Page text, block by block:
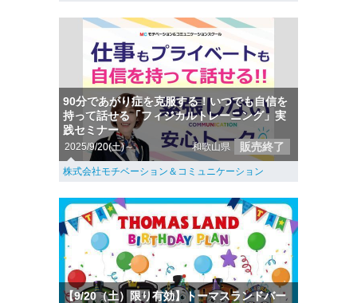
90分であがり症を克服する！いつでも自信を
持って話せる「フィジカルトレーニング」実
践セミナー
2025/9/20(土)～ 和歌山県 販売終了
株式会社モチベーション＆コミュニケーション
【9/20（土）限り有効】トーマスランドバー